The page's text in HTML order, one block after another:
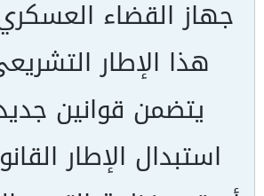
جهاز القضاء
هذا الإطار
يتضمن قوانين
استبدال الإطار